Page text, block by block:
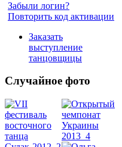
Забыли логин?
Повторить код активации
Заказать
выступление
танцовщицы
Случайное фото